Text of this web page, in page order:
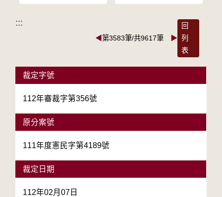
:::
◀第3583筆/共9617筆 ▶
回
列
表
裁定字號
112年審裁字第356號
原分案號
111年度憲民字第4189號
裁定日期
112年02月07日